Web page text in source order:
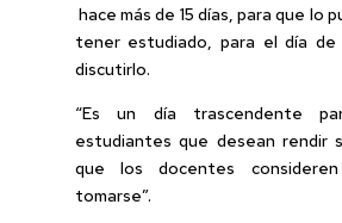
hace más de 15 días, para que lo
tener estudiado, para el día de
discutirlo.
“Es un día trascendente
estudiantes que desean rendir
que los docentes
tomarse”.